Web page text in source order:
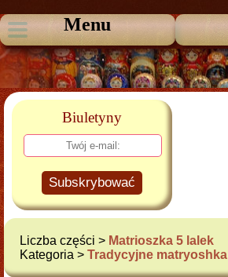
Menu
Biuletyny
Subskrybować
Liczba części > Matrioszka 5 lalek
Kategoria > Tradycyjne matryoshka